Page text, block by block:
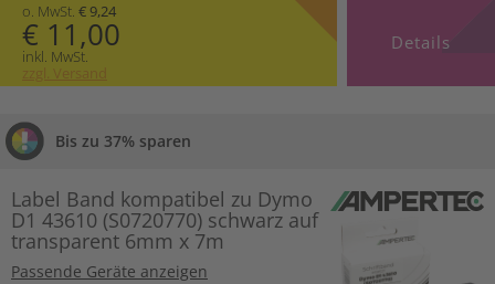
o. MwSt. € 9,24
€ 11,00
inkl. MwSt.
zzgl. Versand
Details
Bis zu 37% sparen
Label Band kompatibel zu Dymo
D1 43610 (S0720770) schwarz auf
transparent 6mm x 7m
Passende Geräte anzeigen